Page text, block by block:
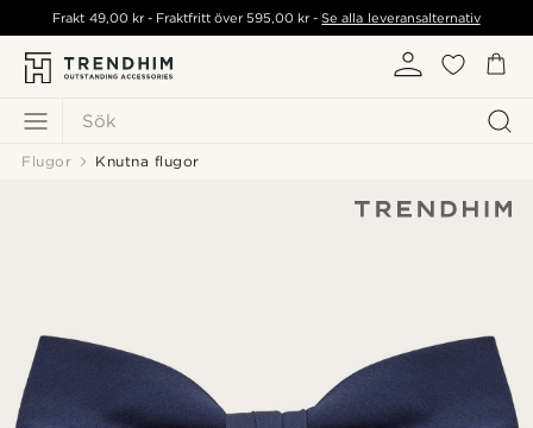
Sök
Frakt 49,00 kr- Fraktfritt över595,00 kr -Se alla leveransalternativ
Flugor Knutna flugor